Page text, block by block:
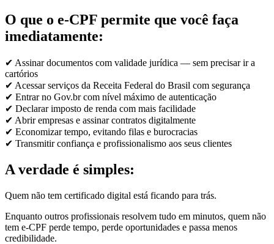
O que o e-CPF permite que você faça
imediatamente:
✔ Assinar documentos com validade jurídica — sem precisar ir a
cartórios
✔ Acessar serviços da Receita Federal do Brasil com segurança
✔ Entrar no Gov.br com nível máximo de autenticação
✔ Declarar imposto de renda com mais facilidade
✔ Abrir empresas e assinar contratos digitalmente
✔ Economizar tempo, evitando filas e burocracias
✔ Transmitir confiança e profissionalismo aos seus clientes
A verdade é simples:
Quem não tem certificado digital está ficando para trás.
Enquanto outros profissionais resolvem tudo em minutos, quem não
tem e-CPF perde tempo, perde oportunidades e passa menos
credibilidade.